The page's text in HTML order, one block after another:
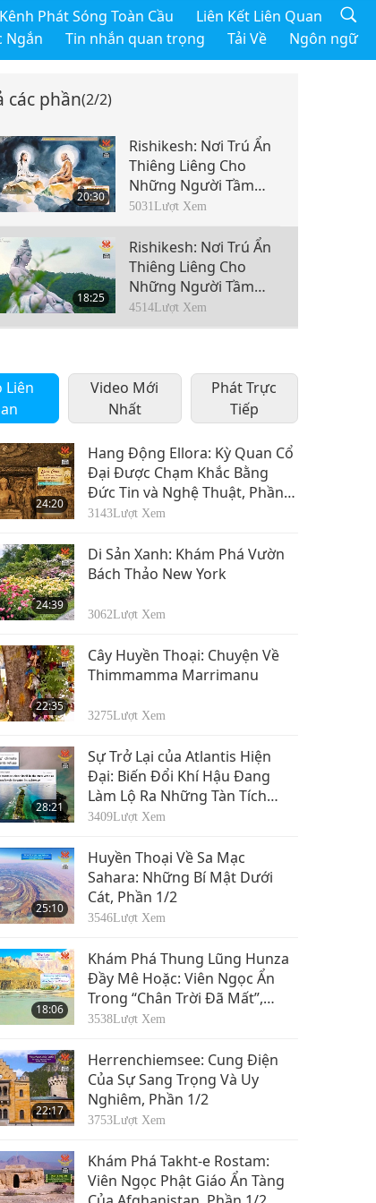
Kênh Phát Sóng Toàn Cầu
Liên Kết Liên Quan
Ngắn Tin nhắn quan trọng Tải Về Ngôn ngữ
các phần(2/2)
20:30
Rishikesh: Nơi Trú Ẩn
Thiêng Liêng Cho
Những Người Tầm
Đạo, Phần 1/2
5031Lượt Xem
18:25
Rishikesh: Nơi Trú Ẩn
Thiêng Liêng Cho
Những Người Tầm
Đạo, Phần 2/2
4514Lượt Xem
Liên
Video Mới
Nhất
Phát Trực
Tiếp
24:20
Hang Động Ellora: Kỳ Quan Cổ
Đại Được Chạm Khắc Bằng
Đức Tin và Nghệ Thuật, Phần
1/3
3143Lượt Xem
24:39
Di Sản Xanh: Khám Phá Vườn
Bách Thảo New York
3062Lượt Xem
22:35
Cây Huyền Thoại: Chuyện Về
Thimmamma Marrimanu
3275Lượt Xem
28:21
Sự Trở Lại của Atlantis Hiện
Đại: Biến Đổi Khí Hậu Đang
Làm Lộ Ra Những Tàn Tích
Dưới Nước, Phần 1/2
3409Lượt Xem
25:10
Huyền Thoại Về Sa Mạc
Sahara: Những Bí Mật Dưới
Cát, Phần 1/2
3546Lượt Xem
18:06
Khám Phá Thung Lũng Hunza
Đầy Mê Hoặc: Viên Ngọc Ẩn
Trong “Chân Trời Đã Mất”,
Phần 1/2
3538Lượt Xem
22:17
Herrenchiemsee: Cung Điện
Của Sự Sang Trọng Và Uy
Nghiêm, Phần 1/2
3753Lượt Xem
Khám Phá Takht-e Rostam:
Viên Ngọc Phật Giáo Ẩn Tàng